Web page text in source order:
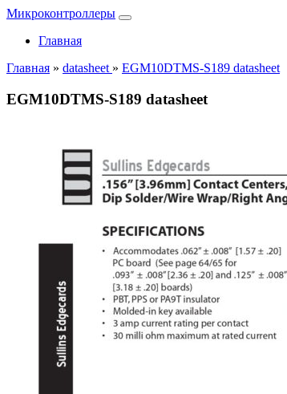
Микроконтроллеры
Главная
Главная » datasheet » EGM10DTMS-S189 datasheet
EGM10DTMS-S189 datasheet